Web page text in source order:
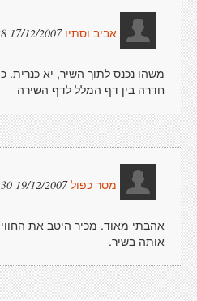
אביב וסתיו 17/12/2007 15:42:28
משהו נכנס לתוך השיר, יא כנרית.
חדרה בין דף המלל לדף השירה
מסר כפול 19/12/2007 20:59:30
אהבתי מאוד. מכיר היטב את
אותה בשיר.